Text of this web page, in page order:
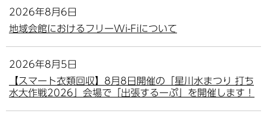
2026年8月6日
地域会館におけるフリーWi-Fiについて
2026年8月5日
【スマート衣類回収】8月8日開催の「星川水まつり 打ち
水大作戦2026」会場で「出張するーぷ」を開催します！